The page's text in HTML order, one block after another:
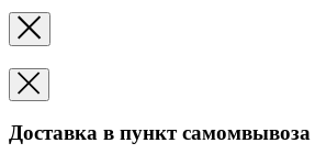
Доставка в пункт самомвывоза